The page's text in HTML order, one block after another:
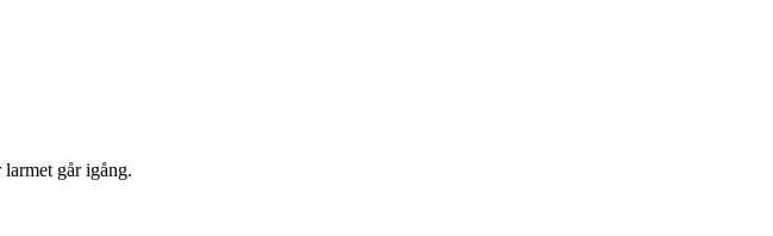
går igång.